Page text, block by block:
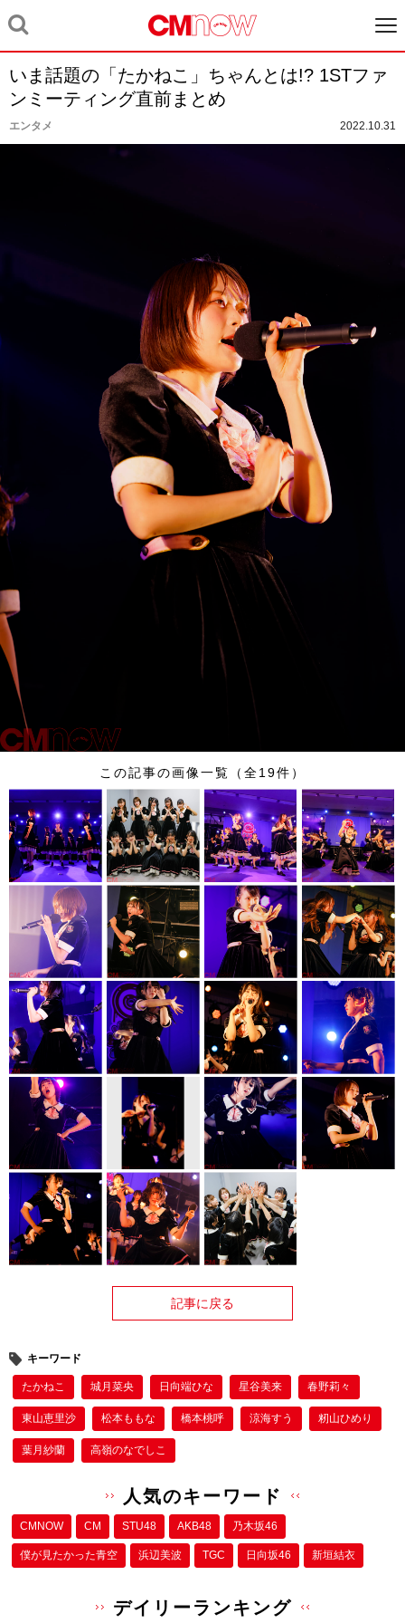
いま話題の「たかねこ」ちゃんとは!? 1STファ
ンミーティング直前まとめ
エンタメ 2022.10.31
この記事の画像一覧（全19件）
記事に戻る
キーワード
たかねこ 城月菜央 日向端ひな 星谷美来 春野莉々
東山恵里沙 松本ももな 橋本桃呼 涼海すう 籾山ひめり
葉月紗蘭 高嶺のなでしこ
人気のキーワード
CMNOW CM STU48 AKB48 乃木坂46
僕が⾒たかった⻘空 浜辺美波 TGC 日向坂46 新垣結衣
デイリーランキング